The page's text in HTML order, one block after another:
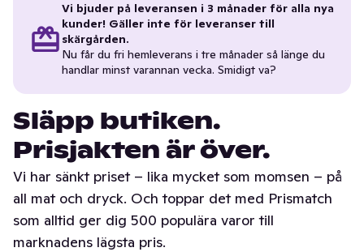
Vi bjuder på leveransen i 3 månader för alla nya
kunder! Gäller inte för leveranser till
skärgården.
Nu får du fri hemleverans i tre månader så länge du
handlar minst varannan vecka. Smidigt va?
Släpp butiken.
Prisjakten är över.
Vi har sänkt priset – lika mycket som momsen – på
all mat och dryck. Och toppar det med Prismatch
som alltid ger dig 500 populära varor till
marknadens lägsta pris.